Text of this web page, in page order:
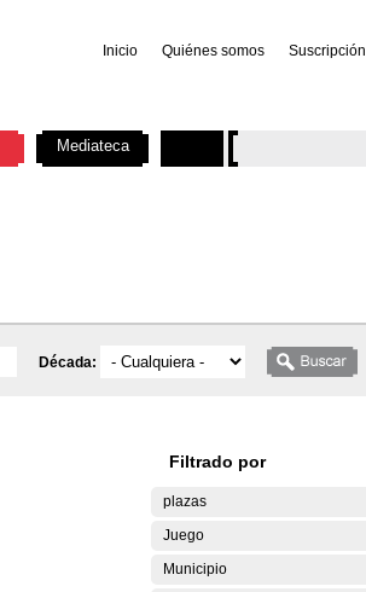
Inicio Quiénes somos Suscripción
Década:
Filtrado por
plazas
Juego
Municipio
Mediateca